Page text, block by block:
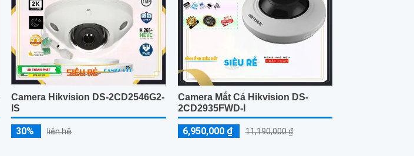
Camera Hikvision DS-2CD2546G2-
IS
30% liên hệ
Camera Mắt Cá Hikvision DS-
2CD2935FWD-I
6,950,000 ₫ 11,190,000 ₫